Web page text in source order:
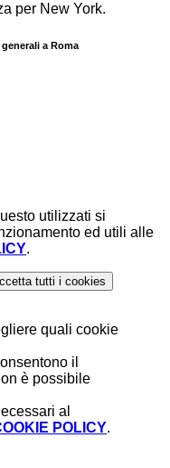
per New York.
a Roma
utilizzati si
ed utili alle
.
tutti i cookies
quali cookie
il
è possibile
al
POLICY.